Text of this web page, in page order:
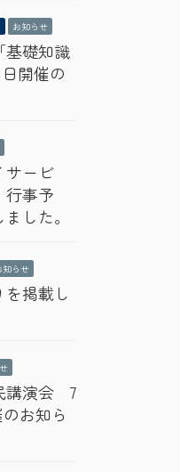
お知らせ
基礎知識
開催の
サービ
行事予
した。
知らせ
掲載し
講演会 7
お知ら